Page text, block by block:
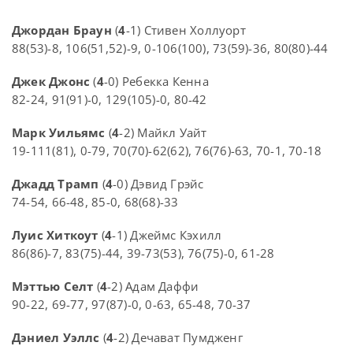
Джордан Браун (4-1) Стивен Холлуорт
88(53)-8, 106(51,52)-9, 0-106(100), 73(59)-36, 80(80)-44
Джек Джонс (4-0) Ребекка Кенна
82-24, 91(91)-0, 129(105)-0, 80-42
Марк Уильямс (4-2) Майкл Уайт
19-111(81), 0-79, 70(70)-62(62), 76(76)-63, 70-1, 70-18
Джадд Трамп (4-0) Дэвид Грэйс
74-54, 66-48, 85-0, 68(68)-33
Луис Хиткоут (4-1) Джеймс Кэхилл
86(86)-7, 83(75)-44, 39-73(53), 76(75)-0, 61-28
Мэттью Селт (4-2) Адам Даффи
90-22, 69-77, 97(87)-0, 0-63, 65-48, 70-37
Дэниел Уэллс (4-2) Дечават Пумдженг